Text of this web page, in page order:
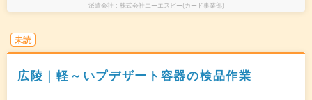
派遣会社 株式会社エーエスピー(カード事業部)
未読
広陵｜軽～いプデザート容器の検品作業